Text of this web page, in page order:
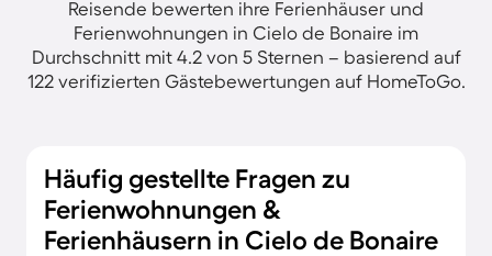
Reisende bewerten ihre Ferienhäuser und
Ferienwohnungen in Cielo de Bonaire im
Durchschnitt mit 4.2 von 5 Sternen – basierend auf
122 verifizierten Gästebewertungen auf HomeToGo.
Häufig gestellte Fragen zu
Ferienwohnungen &
Ferienhäusern in Cielo de Bonaire